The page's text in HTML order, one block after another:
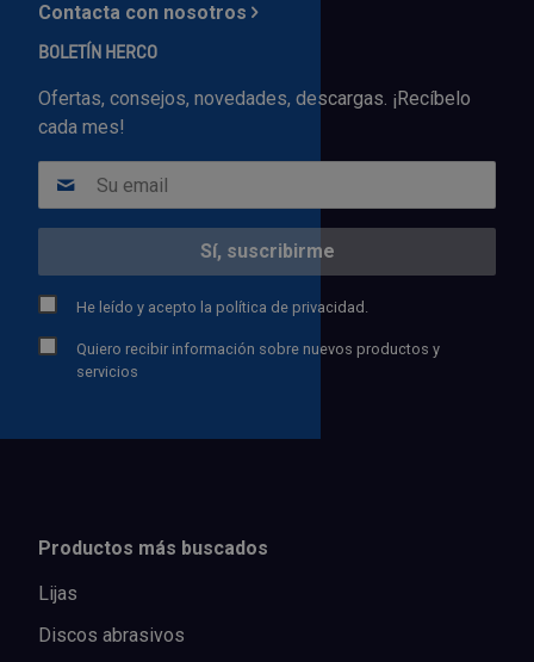
Contacta con nosotros
BOLETÍN HERCO
Ofertas, consejos, novedades, descargas. ¡Recíbelo
cada mes!
He leído y acepto la política de privacidad.
Quiero recibir información sobre nuevos productos y
servicios
Productos más buscados
Lijas
Discos abrasivos